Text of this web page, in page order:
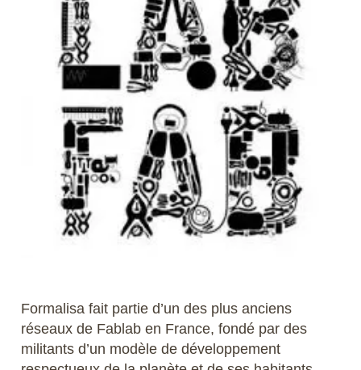
Formalisa fait partie d’un des plus anciens
réseaux de Fablab en France, fondé par des
militants d’un modèle de développement